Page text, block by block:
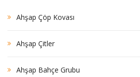
Ahşap Çöp Kovası
Ahşap Çitler
Ahşap Bahçe Grubu